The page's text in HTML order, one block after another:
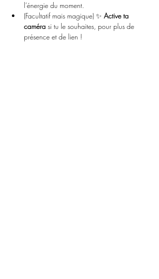
l’énergie du moment.
(Facultatif mais magique) ✨ Active ta
caméra si tu le souhaites, pour plus de
présence et de lien !